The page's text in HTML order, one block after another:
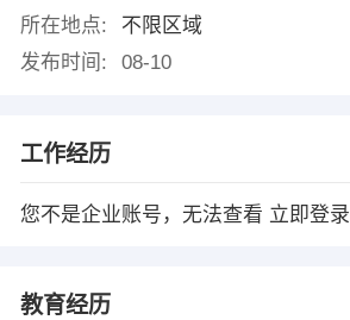
所在地点:
不限区域
发布时间:
08-10
工作经历
您不是企业账号，无法查看 立即登录
教育经历